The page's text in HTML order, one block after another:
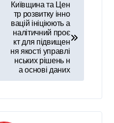
Київщина та Цен
тр розвитку інно
вацій ініціюють а
налітичний проє
кт для підвищен
ня якості управлі
нських рішень н
а основі даних